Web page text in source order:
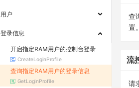
用户
登录信息
开启指定RAM用户的控制台登录
CreateLoginProfile
查询指定RAM用户的登录信息
GetLoginProfile
查
置
流
请